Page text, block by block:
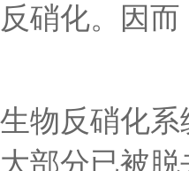
反硝化。因
生物反硝化
大部分已被